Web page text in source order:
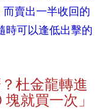
賣出一半收回的
時可以逢低出擊的
杜金龍轉進
就買一次」